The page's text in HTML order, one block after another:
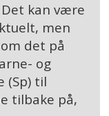
Det kan være
men
det på
og
(Sp) til
tilbake på,